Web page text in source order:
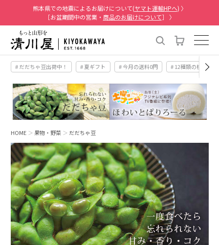
熊本県での地震によるお届けについて(ヤマト運輸HPへ) 〉
［お盆期間中の営業・ 商品のお届けについて］ 〉
# だだちゃ豆出荷中！ # 夏ギフト # 今月の送料0円 # 12種類の桃
HOME 果物・野菜 だだちゃ豆